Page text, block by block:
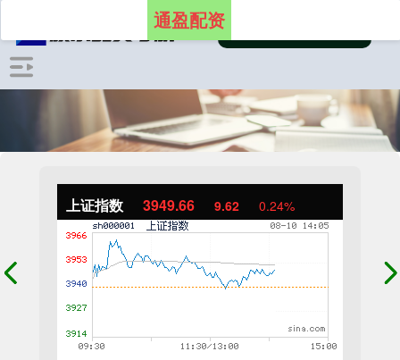
上证指数 3949.66 9.62 0.24%
通盈配资